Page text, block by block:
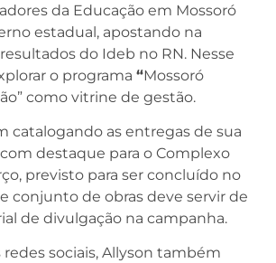
da Educação em Mossoró
estadual, apostando na
do Ideb no RN. Nesse
o programa “Mossoró
como vitrine de gestão.
catalogando as entregas de sua
destaque para o Complexo
previsto para ser concluído no
conjunto de obras deve servir de
de divulgação na campanha.
sociais, Allyson também